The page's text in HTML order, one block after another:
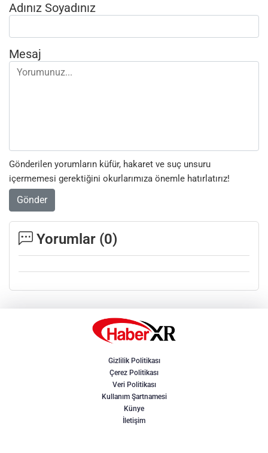
Adınız Soyadınız
Mesaj
Gönderilen yorumların küfür, hakaret ve suç unsuru
içermemesi gerektiğini okurlarımıza önemle hatırlatırız!
Gönder
Yorumlar (0)
Gizlilik Politikası
Çerez Politikası
Veri Politikası
Kullanım Şartnamesi
Künye
İletişim